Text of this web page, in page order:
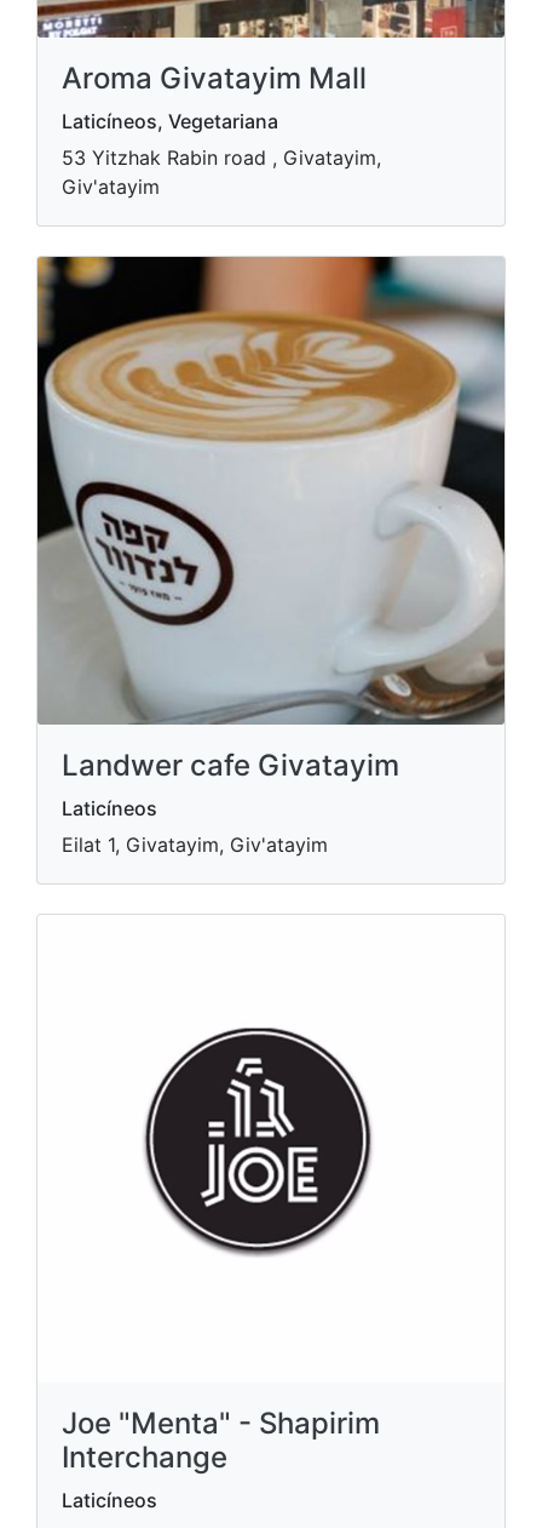
Aroma Givatayim Mall
Laticíneos, Vegetariana
53 Yitzhak Rabin road , Givatayim,
Giv'atayim
Landwer cafe Givatayim
Laticíneos
Eilat 1, Givatayim, Giv'atayim
Joe "Menta" - Shapirim
Interchange
Laticíneos